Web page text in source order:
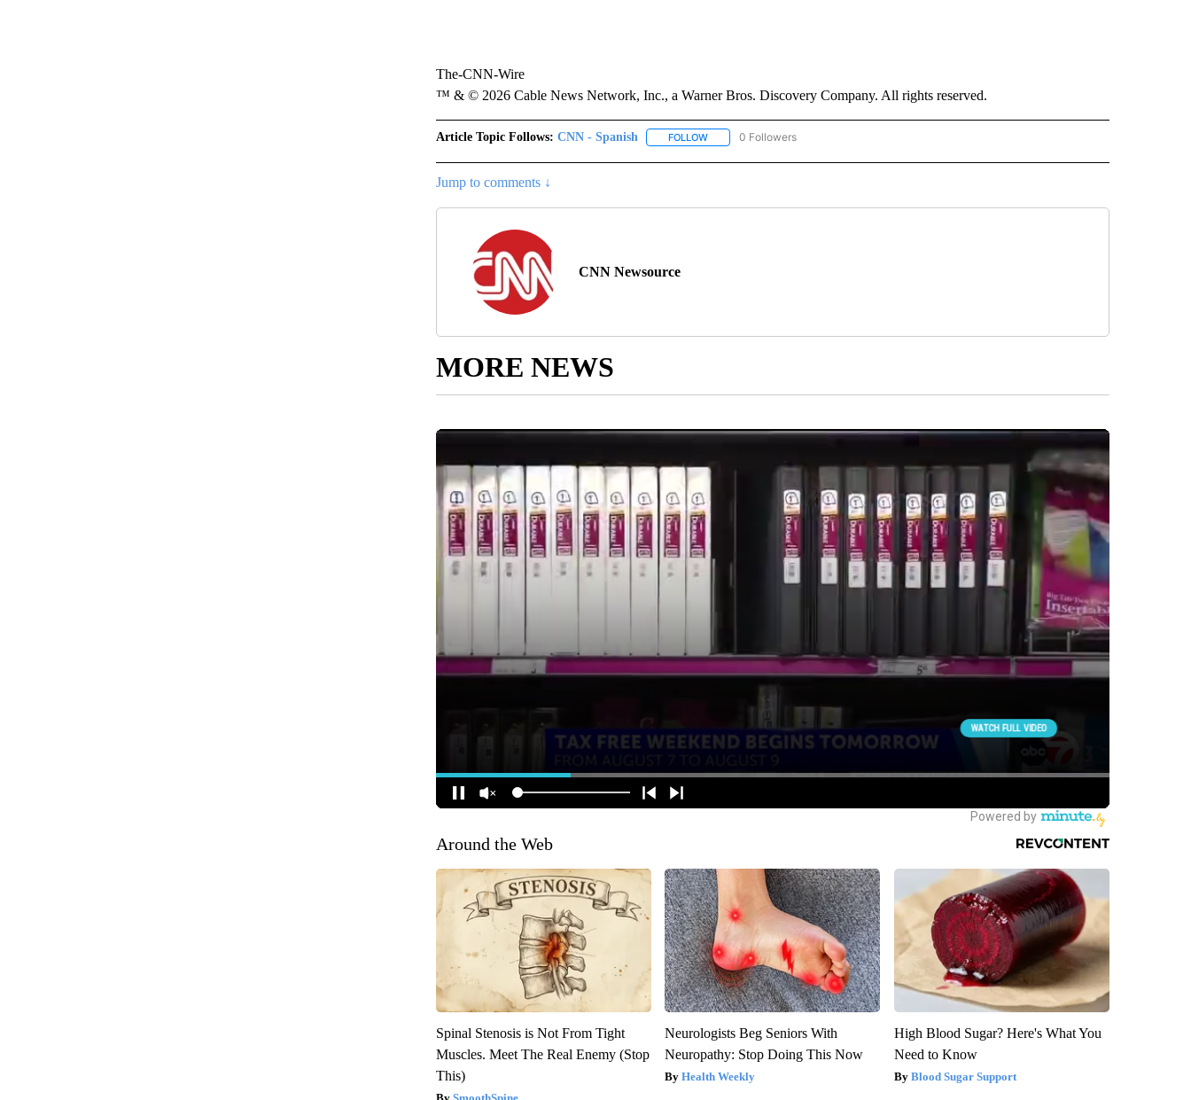
The-CNN-Wire
™ & © 2026 Cable News Network, Inc., a Warner Bros. Discovery Company. All rights reserved.
Article Topic Follows: CNN - Spanish FOLLOWFOLLOW "CNN - SPANISH" TO RECEIVE NOTIFICATIONS ABOUT NEW PAGES ON "CNN - SPANISH".
0 Followers
Jump to comments ↓
CNN Newsource
MORE NEWS
Around the Web
Spinal Stenosis is Not From Tight
Muscles. Meet The Real Enemy (Stop
This)
Neurologists Beg Seniors With
Neuropathy: Stop Doing This Now
Health Weekly
High Blood Sugar? Here's What You
Need to Know
Blood Sugar Support